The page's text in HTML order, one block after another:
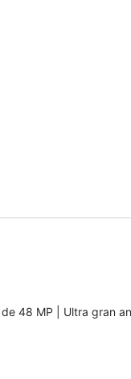
48 MP | Ultra gran